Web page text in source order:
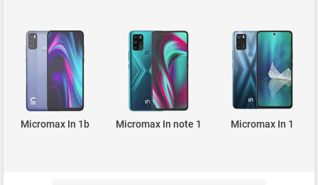
Micromax In 1b Micromax In note 1 Micromax In 1